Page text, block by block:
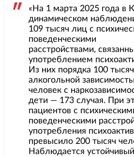
«На 1 марта 2025 года в
динамическом
109 тысяч лиц с
поведенческими
расстройствами,
употреблением
Из них порядка 100
алкогольной
человек с
дети — 173 случая. При
пациентов с
поведенческими
употребления
превысило 200 тысяч
Наблюдается